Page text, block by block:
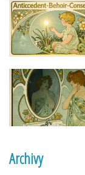
Archivy